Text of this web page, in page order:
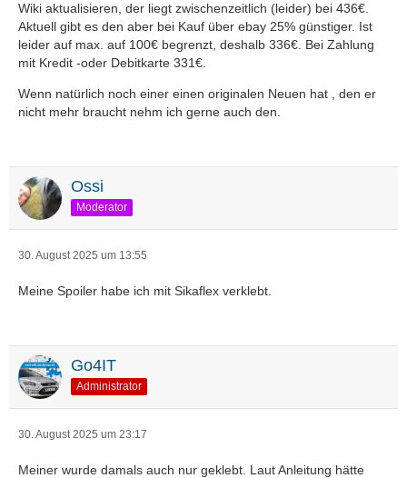
Wiki aktualisieren, der liegt zwischenzeitlich (leider) bei 436€.
Aktuell gibt es den aber bei Kauf über ebay 25% günstiger. Ist
leider auf max. auf 100€ begrenzt, deshalb 336€. Bei Zahlung
mit Kredit -oder Debitkarte 331€.
Wenn natürlich noch einer einen originalen Neuen hat , den er
nicht mehr braucht nehm ich gerne auch den.
Ossi
Moderator
30. August 2025 um 13:55
Meine Spoiler habe ich mit Sikaflex verklebt.
Go4IT
Administrator
30. August 2025 um 23:17
Meiner wurde damals auch nur geklebt. Laut Anleitung hätte